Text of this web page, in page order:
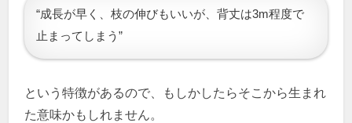
“成長が早く、枝の伸びもいいが、背丈は3m程度で
止まってしまう”
という特徴があるので、もしかしたらそこから生まれ
た意味かもしれません。